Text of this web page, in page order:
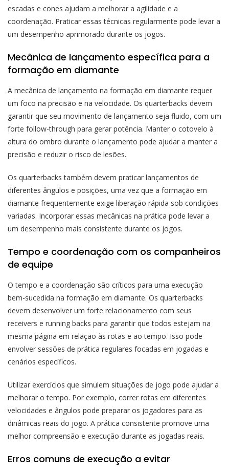
escadas e cones ajudam a melhorar a agilidade e a
coordenação. Praticar essas técnicas regularmente pode levar a
um desempenho aprimorado durante os jogos.
Mecânica de lançamento específica para a
formação em diamante
A mecânica de lançamento na formação em diamante requer
um foco na precisão e na velocidade. Os quarterbacks devem
garantir que seu movimento de lançamento seja fluido, com um
forte follow-through para gerar potência. Manter o cotovelo à
altura do ombro durante o lançamento pode ajudar a manter a
precisão e reduzir o risco de lesões.
Os quarterbacks também devem praticar lançamentos de
diferentes ângulos e posições, uma vez que a formação em
diamante frequentemente exige liberação rápida sob condições
variadas. Incorporar essas mecânicas na prática pode levar a
um desempenho mais consistente durante os jogos.
Tempo e coordenação com os companheiros
de equipe
O tempo e a coordenação são críticos para uma execução
bem-sucedida na formação em diamante. Os quarterbacks
devem desenvolver um forte relacionamento com seus
receivers e running backs para garantir que todos estejam na
mesma página em relação às rotas e ao tempo. Isso pode
envolver sessões de prática regulares focadas em jogadas e
cenários específicos.
Utilizar exercícios que simulem situações de jogo pode ajudar a
melhorar o tempo. Por exemplo, correr rotas em diferentes
velocidades e ângulos pode preparar os jogadores para as
dinâmicas reais do jogo. A prática consistente promove uma
melhor compreensão e execução durante as jogadas reais.
Erros comuns de execução a evitar